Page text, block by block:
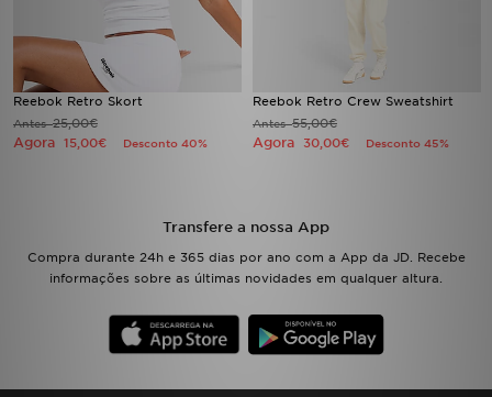
Reebok Retro Skort
Antes25,00€
Agora 15,00€ Desconto 40%
Reebok Retro Crew Sweatshirt
Antes55,00€
Agora 30,00€ Desconto 45%
Transfere a nossa App
Compra durante 24h e 365 dias por ano com a App da JD. Recebe
informações sobre as últimas novidades em qualquer altura.